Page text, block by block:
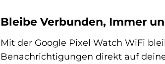
Bleibe Verbunden, Immer
Mit der Google Pixel Watch WiFi
Benachrichtigungen direkt auf